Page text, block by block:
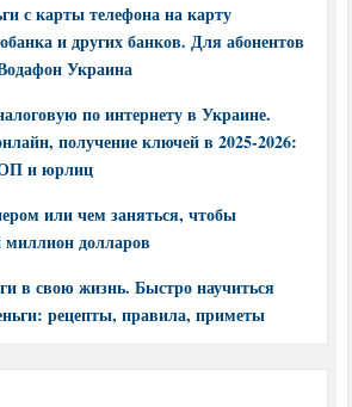
с карты телефона на карту
и других банков. Для абонентов
Украина
по интернету в Украине.
получение ключей в 2025-2026:
и юрлиц
или чем заняться, чтобы
миллион долларов
в свою жизнь. Быстро научиться
рецепты, правила, приметы